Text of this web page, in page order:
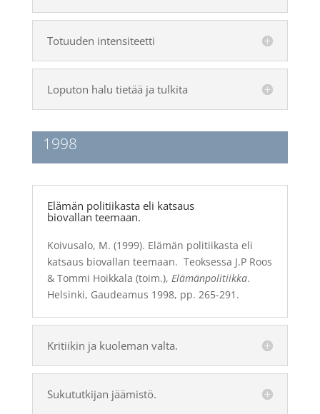
Totuuden intensiteetti
Loputon halu tietää ja tulkita
1998
Elämän politiikasta eli katsaus
biovallan teemaan.
Koivusalo, M. (1999). Elämän politiikasta eli
katsaus biovallan teemaan. Teoksessa J.P Roos
& Tommi Hoikkala (toim.), Elämänpolitiikka.
Helsinki, Gaudeamus 1998, pp. 265-291.
Kritiikin ja kuoleman valta.
Sukututkijan jäämistö.